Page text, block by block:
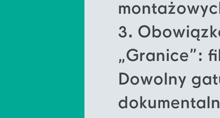
3.
„Granice”:
Dowolny